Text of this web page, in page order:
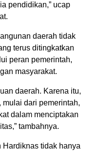
pendidikan,” ucap
daerah tidak
terus ditingkatkan
peran pemerintah,
masyarakat.
daerah. Karena itu,
dari pemerintah,
dalam menciptakan
tambahnya.
Hardiknas tidak hanya